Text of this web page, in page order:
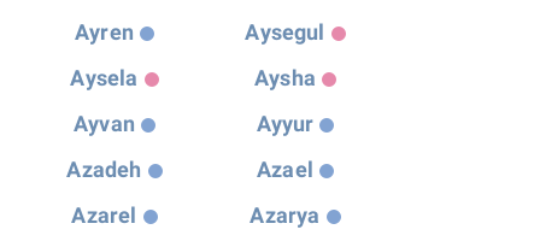
Ayren
Aysegul
Aysela
Aysha
Ayvan
Ayyur
Azadeh
Azael
Azarel
Azarya